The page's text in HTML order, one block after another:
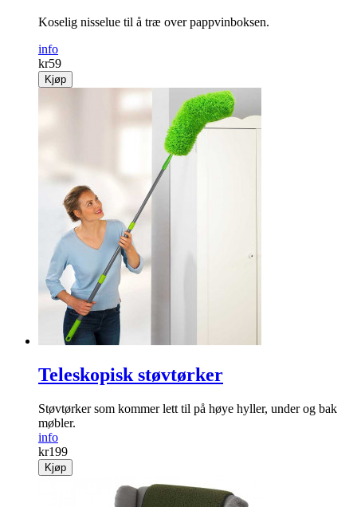
Koselig nisselue til å træ over pappvinboksen.
info
kr59
Kjøp
Teleskopisk støvtørker
Støvtørker som kommer lett til på høye hyller, under og bak
møbler.
info
kr199
Kjøp